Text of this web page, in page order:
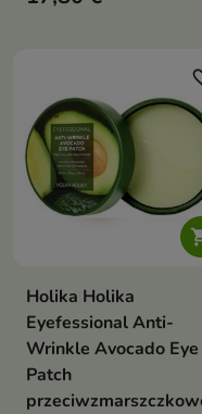
jej zdrowy blask
Holika Holika
Eyefessional Anti-
Wrinkle Avocado Eye
Patch